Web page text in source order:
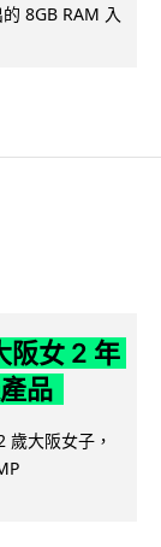
8GB RAM 入
阪女 2 年
品
歲大阪女子，